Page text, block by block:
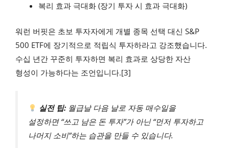
복리 효과 극대화 (장기 투자 시 효과 극대화)
워런 버핏은 초보 투자자에게 개별 종목 선택 대신 S&P
500 ETF에 장기적으로 적립식 투자하라고 강조했습니다.
수십 년간 꾸준히 투자하면 복리 효과로 상당한 자산
형성이 가능하다는 조언입니다.[3]
실전 팁: 월급날 다음 날로 자동 매수일을
설정하면 “쓰고 남은 돈 투자”가 아닌 “먼저 투자하고
나머지 소비”하는 습관을 만들 수 있습니다.